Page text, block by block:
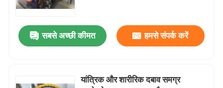
लकड़ी आटोक्लेव
सबसे अच्छी कीमत हमसे संपर्क करें
यांत्रिक और शारीरिक दबाव समग्र